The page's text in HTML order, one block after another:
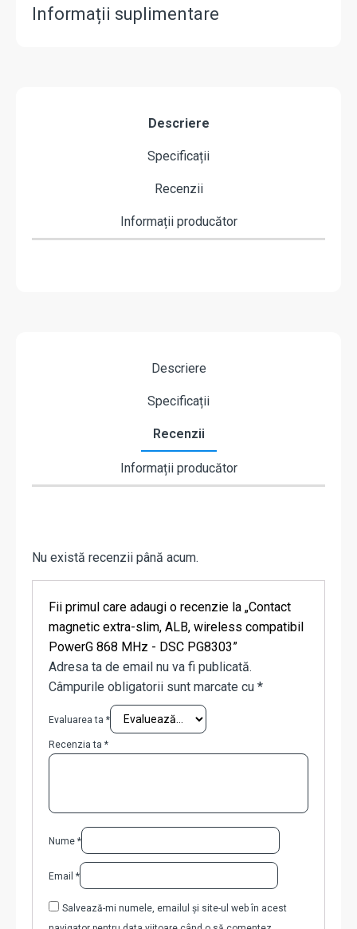
Informații suplimentare
Descriere
Specificații
Recenzii
Informații producător
Descriere
Specificații
Recenzii
Informații producător
Nu există recenzii până acum.
Fii primul care adaugi o recenzie la „Contact
magnetic extra-slim, ALB, wireless compatibil
PowerG 868 MHz - DSC PG8303”
Adresa ta de email nu va fi publicată.
Câmpurile obligatorii sunt marcate cu *
Evaluarea ta *
Recenzia ta *
Nume *
Email *
Salvează-mi numele, emailul și site-ul web în acest